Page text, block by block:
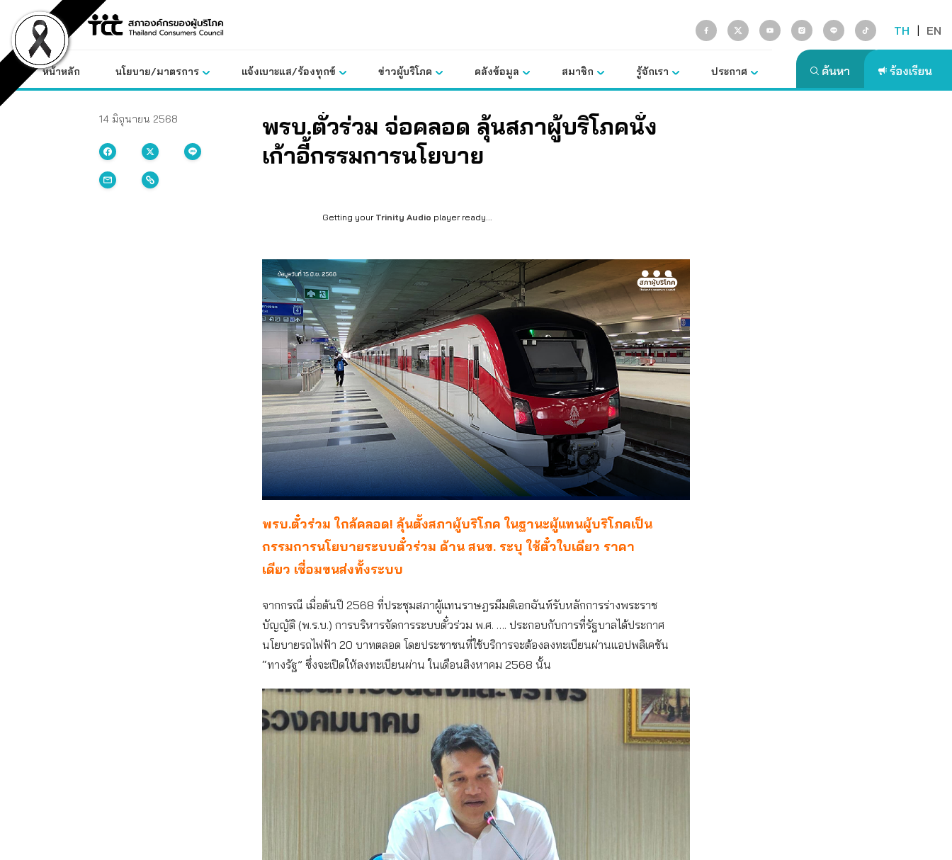
content
TH | EN
หน้าหลัก นโยบาย/มาตรการ แจ้งเบาะแส/ร้องทุกข์ ข่าวผู้บริโภค คลังข้อมูล สมาชิก รู้จักเรา ประกาศ
14 มิถุนายน 2568
พรบ.ตั๋วร่วม จ่อคลอด ลุ้นสภาผู้บริโภคนั่ง
เก้าอี้กรรมการนโยบาย
Getting your Trinity Audio player ready...
พรบ.ตั๋วร่วม ใกล้คลอด! ลุ้นตั้งสภาผู้บริโภค ในฐานะผู้แทนผู้บริโภคเป็น
กรรมการนโยบายระบบตั๋วร่วม ด้าน สนข. ระบุ ใช้ตั๋วใบเดียว ราคา
เดียว เชื่อมขนส่งทั้งระบบ
จากกรณี เมื่อต้นปี 2568 ที่ประชุมสภาผู้แทนราษฎรมีมติเอกฉันท์รับหลักการร่างพระราช
บัญญัติ (พ.ร.บ.) การบริหารจัดการระบบตั๋วร่วม พ.ศ. …. ประกอบกับการที่รัฐบาลได้ประกาศ
นโยบายรถไฟฟ้า 20 บาทตลอด โดยประชาชนที่ใช้บริการจะต้องลงทะเบียนผ่านแอปพลิเคชัน
“ทางรัฐ” ซึ่งจะเปิดให้ลงทะเบียนผ่าน ในเดือนสิงหาคม 2568 นั้น